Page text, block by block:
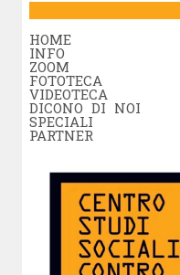
HOME
INFO
ZOOM
FOTOTECA
VIDEOTECA
DICONO DI NOI
SPECIALI
PARTNER